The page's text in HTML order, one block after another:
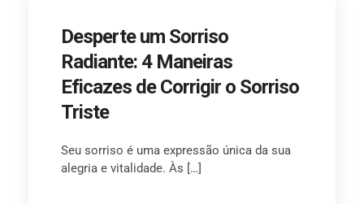
Desperte um Sorriso
Radiante: 4 Maneiras
Eficazes de Corrigir o Sorriso
Triste
Seu sorriso é uma expressão única da sua
alegria e vitalidade. Às […]